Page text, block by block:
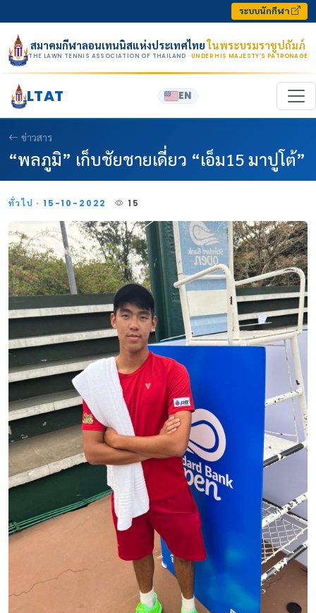
ระบบนักกีฬา
สมาคมกีฬาลอนเทนนิสแห่งประเทศไทยในพระบรมราชูปถัมภ์
THE LAWN TENNIS ASSOCIATION OF THAILAND · UNDER HIS MAJESTY’S PATRONAGE
LTAT EN
ข่าวสาร
“พลภูมิ” เก็บชัยชายเดี่ยว “เอ็ม15 มาปูโต้”
ทั่วไป · 15-10-2022 15